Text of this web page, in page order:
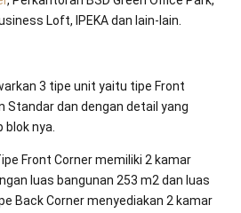
Loft, IPEKA dan lain-lain.
3 tipe unit yaitu tipe Front
Standar dan dengan detail yang
nya.
Front Corner memiliki 2 kamar
luas bangunan 253 m2 dan luas
Back Corner menyediakan 2 kamar